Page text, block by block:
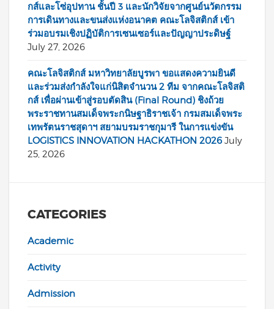
กส์และโซ่อุปทาน ชั้นปี 3 และนักวิจัยจากศูนย์นวัตกรรม
การเดินทางและขนส่งแห่งอนาคต คณะโลจิสติกส์ เข้า
ร่วมอบรมเชิงปฏิบัติการเซนเซอร์และปัญญาประดิษฐ์
July 27, 2026
คณะโลจิสติกส์ มหาวิทยาลัยบูรพา ขอแสดงความยินดี
และร่วมส่งกำลังใจแก่นิสิตจำนวน 2 ทีม จากคณะโลจิสติ
กส์ เพื่อผ่านเข้าสู่รอบตัดสิน (Final Round) ชิงถ้วย
พระราชทานสมเด็จพระกนิษฐาธิราชเจ้า กรมสมเด็จพระ
เทพรัตนราชสุดาฯ สยามบรมราชกุมารี ในการแข่งขัน
LOGISTICS INNOVATION HACKATHON 2026 July
25, 2026
CATEGORIES
Academic
Activity
Admission